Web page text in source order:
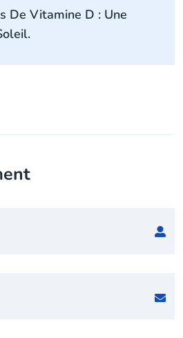
De Vitamine D : Une